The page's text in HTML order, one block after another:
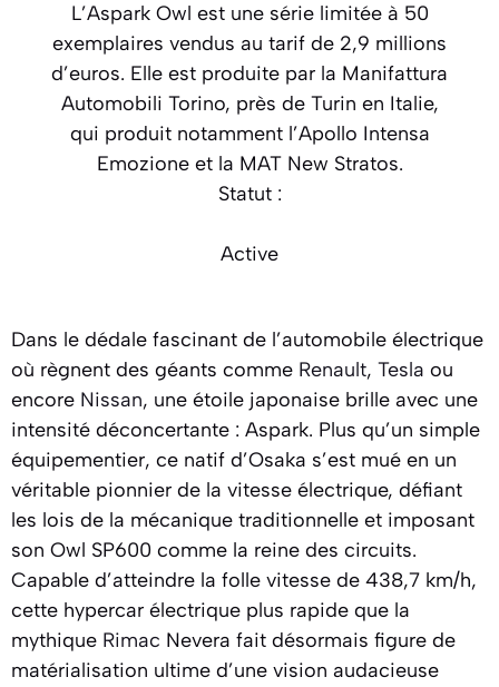
L’Aspark Owl est une série limitée à 50
exemplaires vendus au tarif de 2,9 millions
d’euros. Elle est produite par la Manifattura
Automobili Torino, près de Turin en Italie,
qui produit notamment l’Apollo Intensa
Emozione et la MAT New Stratos.
Statut :
Active
Dans le dédale fascinant de l’automobile électrique
où règnent des géants comme Renault, Tesla ou
encore Nissan, une étoile japonaise brille avec une
intensité déconcertante : Aspark. Plus qu’un simple
équipementier, ce natif d’Osaka s’est mué en un
véritable pionnier de la vitesse électrique, défiant
les lois de la mécanique traditionnelle et imposant
son Owl SP600 comme la reine des circuits.
Capable d’atteindre la folle vitesse de 438,7 km/h,
cette hypercar électrique plus rapide que la
mythique Rimac Nevera fait désormais figure de
matérialisation ultime d’une vision audacieuse